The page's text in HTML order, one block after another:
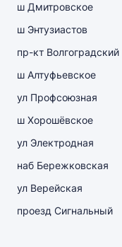
ш Дмитровское
ш Энтузиастов
пр-кт Волгоградский
ш Алтуфьевское
ул Профсоюзная
ш Хорошёвское
ул Электродная
наб Бережковская
ул Верейская
проезд Сигнальный